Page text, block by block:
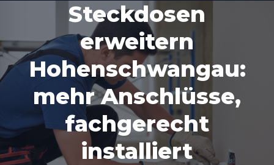
Steckdosen
erweitern
Hohenschwangau:
mehr Anschlüsse,
fachgerecht
installiert